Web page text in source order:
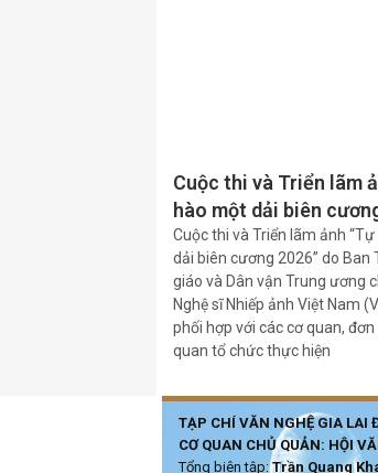
Cuộc thi và Triển lãm
hào một dải biên
Cuộc thi và Triển lãm ảnh
dải biên cương 2026” do Ban
giáo và Dân vận Trung ương
Nghệ sĩ Nhiếp ảnh Việt Nam
phối hợp với các cơ quan, đơn
quan tổ chức thực hiện
TẠP CHÍ VĂN NGHỆ GIA LAI
CƠ QUAN CHỦ QUẢN: HỘI
Tổng biên tập:Trần Quang